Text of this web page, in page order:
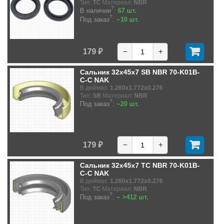
Тип: TC Материал: NBR
В наличии?: 67 шт.
Под заказ?: ~10 шт.
179 ₽ − +
Сальник 32x45x7 SB NBR 70-K01B-
C-C NAK
В дюймах: 1.260x1.772x0.276
Тип: SB Материал: NBR
Под заказ?: ~20 шт.
179 ₽ − +
Сальник 32x45x7 TC NBR 70-K01B-
C-C NAK
В дюймах: 1.260x1.772x0.276
Тип: TC Материал: NBR
Под заказ?: ~ >412 шт.